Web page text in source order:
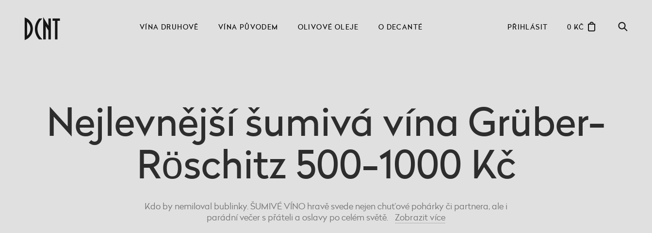
VÍNA DRUHOVĚ VÍNA PŮVODEM OLIVOVÉ OLEJE O DECANTÉ PŘIHLÁSIT 0 KČ
Nejlevnější šumivá vína Grüber-
Röschitz 500-1000 Kč
Kdo by nemiloval bublinky. ŠUMIVÉ VÍNO hravě svede nejen chuťové pohárky či partnera, ale i
parádní večer s přáteli a oslavy po celém světě. Zobrazitvíce